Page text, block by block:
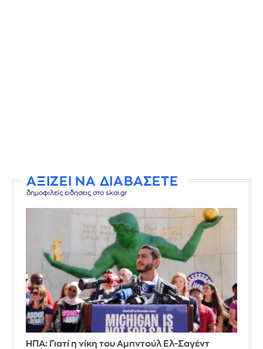
ΑΞΙΖΕΙ ΝΑ ΔΙΑΒΑΣΕΤΕ
δημοφιλείς ειδήσεις στο skai.gr
ΗΠΑ: Γιατί η νίκη του Αμπντούλ Ελ-Σαγέντ